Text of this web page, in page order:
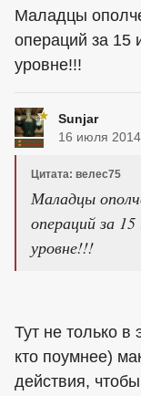
Маладцы
операций за 15
уровне!!!
Sunjar
16 июля
Цитата: велес75
Маладцы
операций за
уровне!!!
Тут не только
кто поумнее)
действия,